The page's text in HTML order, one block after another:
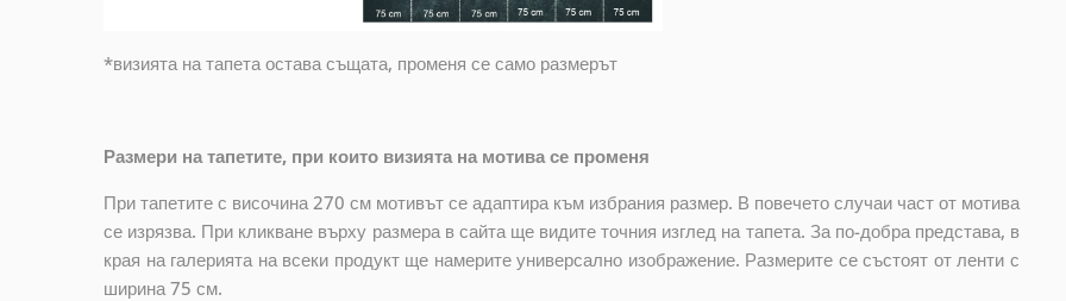
*визията на тапета остава същата, променя се само размерът
Размери на тапетите, при които визията на мотива се променя
При тапетите с височина 270 см мотивът се адаптира към избрания размер. В повечето случаи част от мотива
се изрязва. При кликване върху размера в сайта ще видите точния изглед на тапета. За по-добра представа, в
края на галерията на всеки продукт ще намерите универсално изображение. Размерите се състоят от ленти с
ширина 75 см.